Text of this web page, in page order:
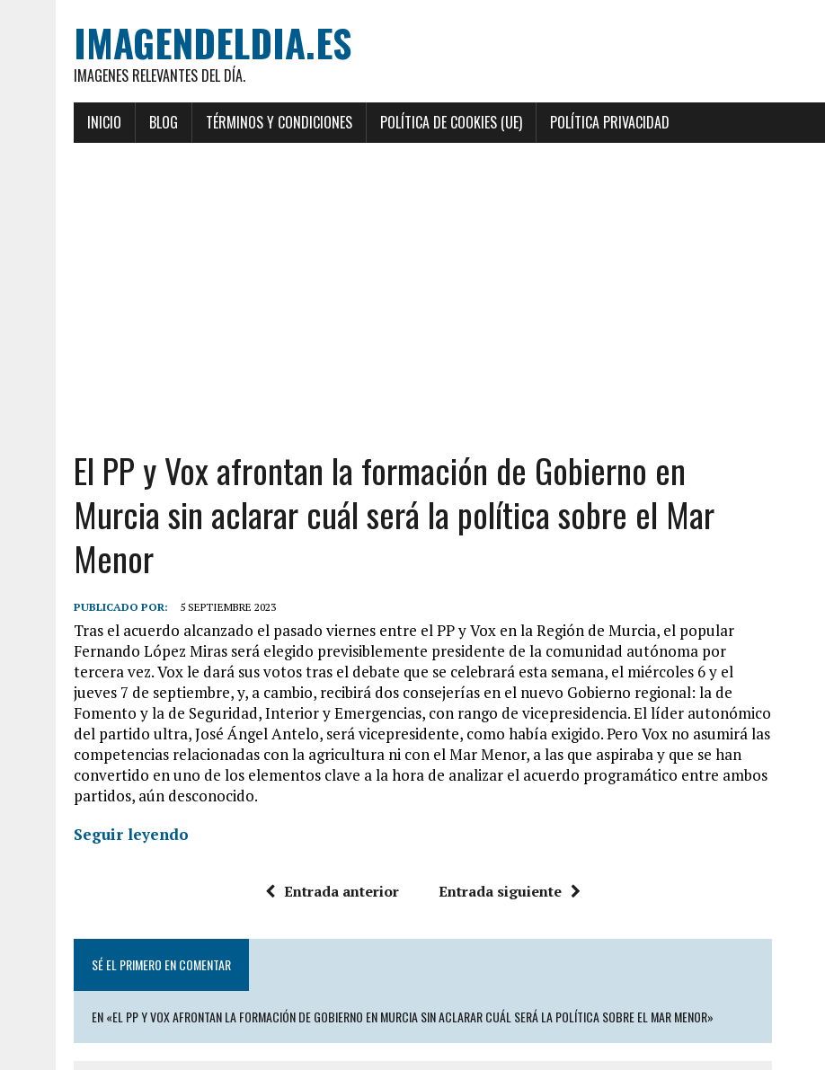
IMAGENDELDIA.ES
IMAGENES RELEVANTES DEL DÍA.
INICIO BLOG TÉRMINOS Y CONDICIONES POLÍTICA DE COOKIES (UE) POLÍTICA PRIVACIDAD
El PP y Vox afrontan la formación de Gobierno en
Murcia sin aclarar cuál será la política sobre el Mar
Menor
PUBLICADO POR: 5 SEPTIEMBRE 2023
Tras el acuerdo alcanzado el pasado viernes entre el PP y Vox en la Región de Murcia, el popular
Fernando López Miras será elegido previsiblemente presidente de la comunidad autónoma por
tercera vez. Vox le dará sus votos tras el debate que se celebrará esta semana, el miércoles 6 y el
jueves 7 de septiembre, y, a cambio, recibirá dos consejerías en el nuevo Gobierno regional: la de
Fomento y la de Seguridad, Interior y Emergencias, con rango de vicepresidencia. El líder autonómico
del partido ultra, José Ángel Antelo, será vicepresidente, como había exigido. Pero Vox no asumirá las
competencias relacionadas con la agricultura ni con el Mar Menor, a las que aspiraba y que se han
convertido en uno de los elementos clave a la hora de analizar el acuerdo programático entre ambos
partidos, aún desconocido.
Seguir leyendo
Entrada anterior Entrada siguiente
SÉ EL PRIMERO EN COMENTAR
EN «EL PP Y VOX AFRONTAN LA FORMACIÓN DE GOBIERNO EN MURCIA SIN ACLARAR CUÁL SERÁ LA POLÍTICA SOBRE EL MAR MENOR»